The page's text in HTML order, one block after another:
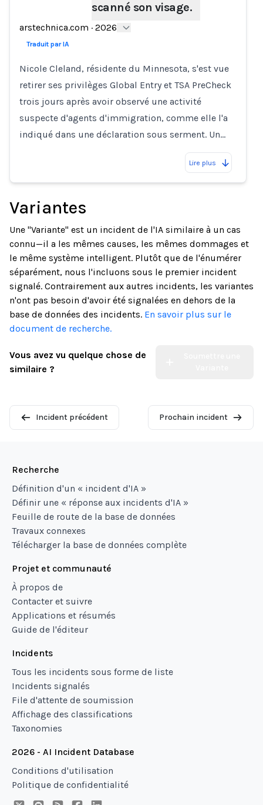
scanné son visage.
arstechnica.com · 2026
Traduit par IA
Nicole Cleland, résidente du Minnesota, s'est vue
retirer ses privilèges Global Entry et TSA PreCheck
trois jours après avoir observé une activité
suspecte d'agents d'immigration, comme elle l'a
indiqué dans une déclaration sous serment. Un…
Lire plus
Variantes
Une "Variante" est un incident de l'IA similaire à un cas
connu—il a les mêmes causes, les mêmes dommages et
le même système intelligent. Plutôt que de l'énumérer
séparément, nous l'incluons sous le premier incident
signalé. Contrairement aux autres incidents, les variantes
n'ont pas besoin d'avoir été signalées en dehors de la
base de données des incidents. En savoir plus sur le
document de recherche.
Vous avez vu quelque chose de
similaire ?
Incident précédent Prochain incident
Recherche
Définition d'un « incident d'IA »
Définir une « réponse aux incidents d'IA »
Feuille de route de la base de données
Travaux connexes
Télécharger la base de données complète
Projet et communauté
À propos de
Contacter et suivre
Applications et résumés
Guide de l'éditeur
Incidents
Tous les incidents sous forme de liste
Incidents signalés
File d'attente de soumission
Affichage des classifications
Taxonomies
2026 - AI Incident Database
Conditions d'utilisation
Politique de confidentialité